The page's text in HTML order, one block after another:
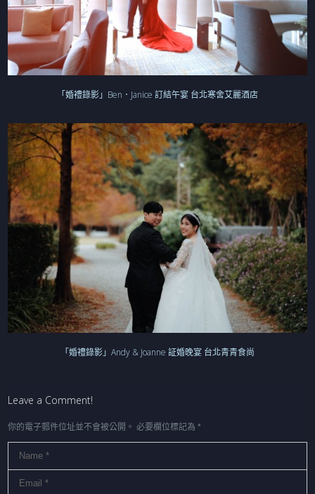
「婚禮錄影」Ben．Janice 訂結午宴 台北寒舍艾麗酒店
「婚禮錄影」Andy & Joanne 証婚晚宴 台北青青食尚
Leave a Comment!
你的電子郵件位址並不會被公開。 必要欄位標記為*